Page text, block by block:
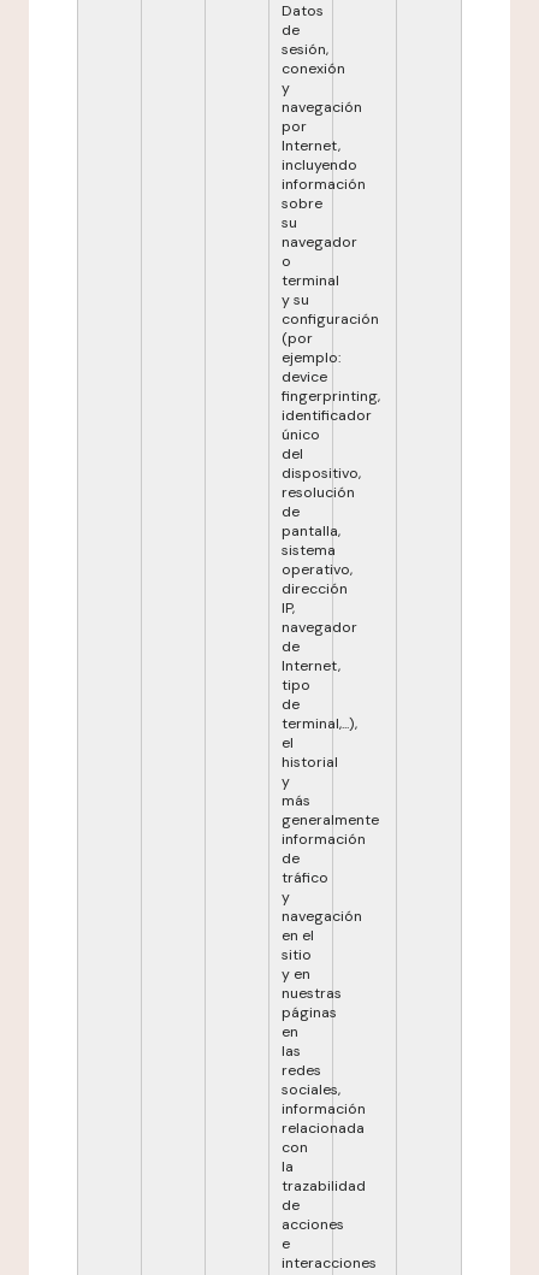
Datos
de
sesión,
conexión
y
navegación
por
Internet,
incluyendo
información
sobre
su
navegador
o
terminal
y su
configuración
(por
ejemplo:
device
fingerprinting,
identificador
único
del
dispositivo,
resolución
de
pantalla,
sistema
operativo,
dirección
IP,
navegador
de
Internet,
tipo
de
terminal,...),
el
historial
y
más
generalmente
información
de
tráfico
y
navegación
en el
sitio
y en
nuestras
páginas
en
las
redes
sociales,
información
relacionada
con
la
trazabilidad
de
acciones
e
interacciones